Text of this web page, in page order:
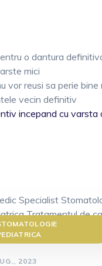
o dantura
mici
vor reusi sa perie
vecin definitiv
incepand cu varsta
2023